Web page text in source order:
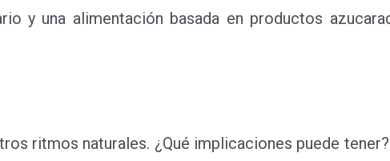
y una alimentación basada en productos
ritmos naturales. ¿Qué implicaciones puede